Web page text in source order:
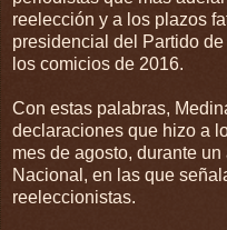
reelección y a los plazos
presidencial del Partido
los comicios de 2016.
Con estas palabras,
declaraciones que hizo a
mes de agosto, durante
Nacional, en las que
reeleccionistas.